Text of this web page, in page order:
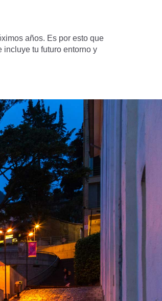
años. Es por esto que
incluye tu futuro entorno y